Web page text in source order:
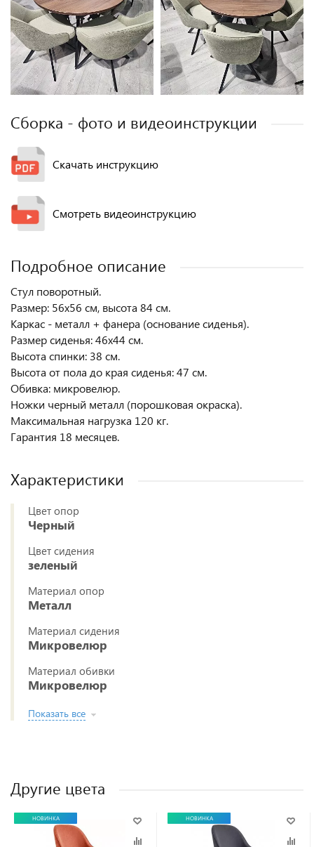
Сборка - фото и видеоинструкции
Скачать инструкцию
Смотреть видеоинструкцию
Подробное описание
Стул поворотный.
Размер: 56х56 см, высота 84 см.
Каркас - металл + фанера (основание сиденья).
Размер сиденья: 46х44 см.
Высота спинки: 38 см.
Высота от пола до края сиденья: 47 см.
Обивка: микровелюр.
Ножки черный металл (порошковая окраска).
Максимальная нагрузка 120 кг.
Гарантия 18 месяцев.
Характеристики
Цвет опор
Черный
Цвет сидения
зеленый
Материал опор
Металл
Материал сидения
Микровелюр
Материал обивки
Микровелюр
Показать все
Другие цвета
НОВИНКА НОВИНКА